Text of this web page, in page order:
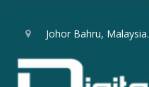
Johor Bahru, Malaysia.